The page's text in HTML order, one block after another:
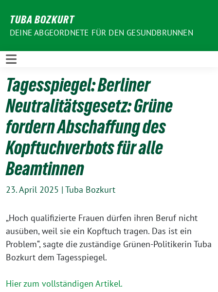
zum
Inhalt
TUBA BOZKURT
DEINE ABGEORDNETE FÜR DEN GESUNDBRUNNEN
Tagesspiegel: Berliner
Neutralitätsgesetz: Grüne
fordern Abschaffung des
Kopftuchverbots für alle
Beamtinnen
23. April 2025 | Tuba Bozkurt
„Hoch qualifizierte Frauen dürfen ihren Beruf nicht
ausüben, weil sie ein Kopftuch tragen. Das ist ein
Problem“, sagte die zuständige Grünen-Politikerin Tuba
Bozkurt dem Tagesspiegel.
Hier zum vollständigen Artikel.